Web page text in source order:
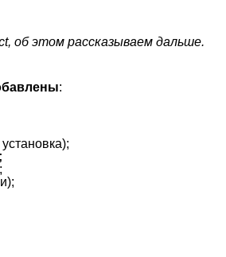
об этом рассказываем дальше.
: